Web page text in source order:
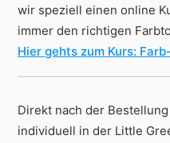
wir speziell einen online
immer den richtigen
Hier gehts zum Kurs:
Direkt nach der
individuell in der Little